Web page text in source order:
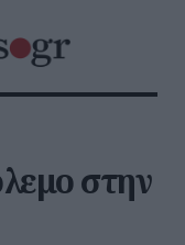
στην